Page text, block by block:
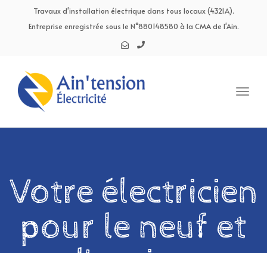
Travaux d'installation électrique dans tous locaux (4321A).
Entreprise enregistrée sous le N°880148580 à la CMA de l'Ain.
Votre électricien
pour le neuf et